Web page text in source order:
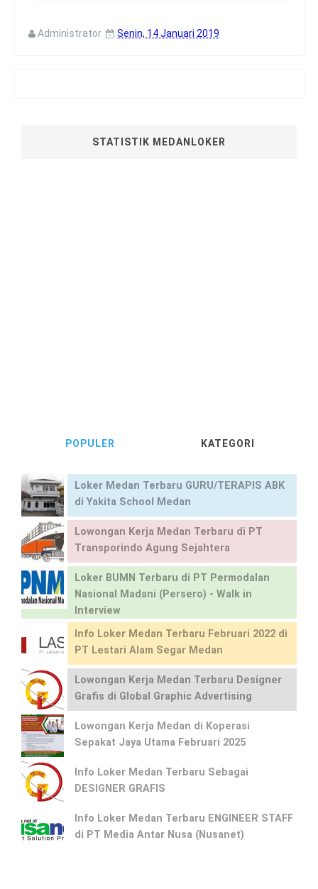
Administrator Senin, 14 Januari 2019
STATISTIK MEDANLOKER
POPULER KATEGORI
Loker Medan Terbaru GURU/TERAPIS ABK
di Yakita School Medan
Lowongan Kerja Medan Terbaru di PT
Transporindo Agung Sejahtera
Loker BUMN Terbaru di PT Permodalan
Nasional Madani (Persero) - Walk in
Interview
Info Loker Medan Terbaru Februari 2022 di
PT Lestari Alam Segar Medan
Lowongan Kerja Medan Terbaru Designer
Grafis di Global Graphic Advertising
Lowongan Kerja Medan di Koperasi
Sepakat Jaya Utama Februari 2025
Info Loker Medan Terbaru Sebagai
DESIGNER GRAFIS
Info Loker Medan Terbaru ENGINEER STAFF
di PT Media Antar Nusa (Nusanet)